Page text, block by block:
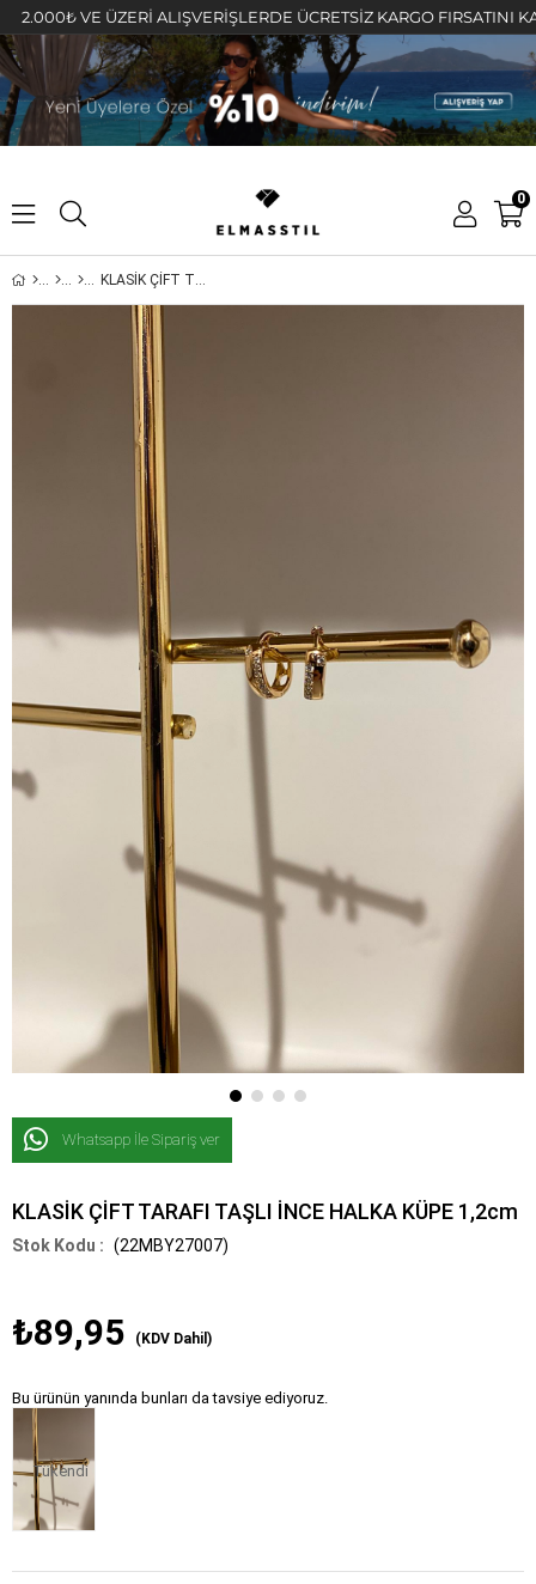
VE ÜZERİ ALIŞVERİŞLERDE ÜCRETSİZ KARGO FIRSATINI
0
KLASİK ÇİFT TARAFI TAŞLI İNCE HALKA KÜPE 1,2cm
Whatsapp İle Sipariş ver
KLASİK ÇİFT TARAFI TAŞLI İNCE HALKA KÜPE 1,2cm
(22MBY27007)
₺89,95 (KDV Dahil)
Bu ürünün yanında bunları da tavsiye ediyoruz.
Tükendi